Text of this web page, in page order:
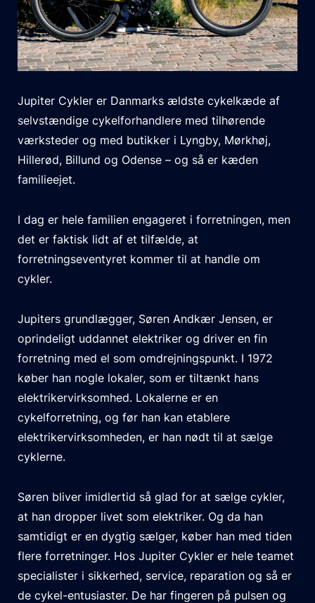
Jupiter Cykler er Danmarks ældste cykelkæde af
selvstændige cykelforhandlere med tilhørende
værksteder og med butikker i Lyngby, Mørkhøj,
Hillerød, Billund og Odense – og så er kæden
familieejet.
I dag er hele familien engageret i forretningen, men
det er faktisk lidt af et tilfælde, at
forretningseventyret kommer til at handle om
cykler.
Jupiters grundlægger, Søren Andkær Jensen, er
oprindeligt uddannet elektriker og driver en fin
forretning med el som omdrejningspunkt. I 1972
køber han nogle lokaler, som er tiltænkt hans
elektrikervirksomhed. Lokalerne er en
cykelforretning, og før han kan etablere
elektrikervirksomheden, er han nødt til at sælge
cyklerne.
Søren bliver imidlertid så glad for at sælge cykler,
at han dropper livet som elektriker. Og da han
samtidigt er en dygtig sælger, køber han med tiden
flere forretninger. Hos Jupiter Cykler er hele teamet
specialister i sikkerhed, service, reparation og så er
de cykel-entusiaster. De har fingeren på pulsen og